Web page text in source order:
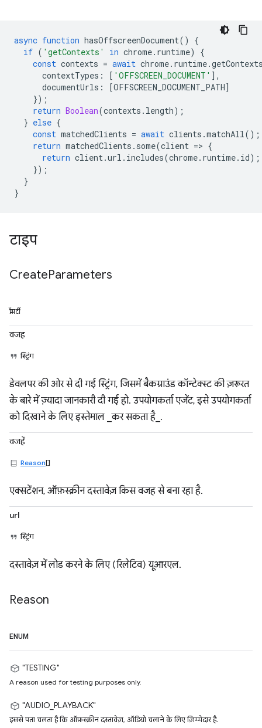
async function hasOffscreenDocument()
{
if ( 'getContexts' in chrome. runtime)
{
const contexts = await chrome. runtime.
contextTypes : [ 'OFFSCREEN_DOCUMENT' ],
documentUrls : [OFFSCREEN_DOCUMENT_PATH]
});
return Boolean(contexts . length);
} else {
const matchedClients = await clients .matchAll();
return matchedClients . some(client => {
return client.url . includes(chrome. runtime. id);
});
}
}
टाइप
CreateParameters
प्रॉपर्टी
वजह
स्ट्रिंग
डेवलपर की ओर से दी गई स्ट्रिंग, जिसमें बैकग्राउंड कॉन्टेक्स्ट की ज़रूरत
के बारे में ज़्यादा जानकारी दी गई हो. उपयोगकर्ता एजेंट, इसे उपयोगकर्ता
को दिखाने के लिए इस्तेमाल _कर सकता है_.
वजहें
Reason[]
एक्सटेंशन, ऑफ़स्क्रीन दस्तावेज़ किस वजह से बना रहा है.
url
स्ट्रिंग
दस्तावेज़ में लोड करने के लिए (रिलेटिव) यूआरएल.
Reason
ENUM
"TESTING"
A reason used for testing purposes only.
"AUDIO_PLAYBACK"
इससे पता चलता है कि ऑफ़स्क्रीन दस्तावेज़, ऑडियो चलाने के लिए ज़िम्मेदार है.